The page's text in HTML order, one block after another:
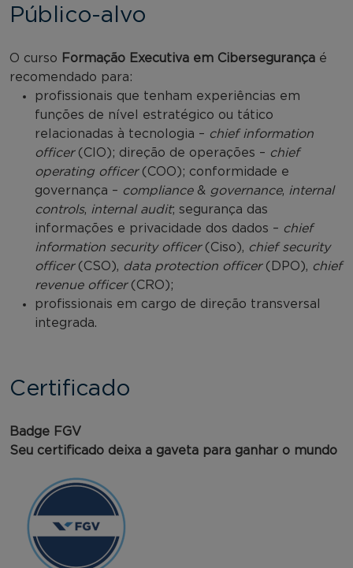
Público-alvo
O curso Formação Executiva em Cibersegurança é
recomendado para:
profissionais que tenham experiências em
funções de nível estratégico ou tático
relacionadas à tecnologia – chief information
officer(CIO); direção de operações – chief
operating officer(COO); conformidade e
governança – compliance& governance, internal
controls, internal audit; segurança das
informações e privacidade dos dados – chief
information security officer(Ciso), chief security
officer (CSO), data protection officer (DPO), chief
revenue officer(CRO);
profissionais em cargo de direção transversal
integrada.
Certificado
Badge FGV
Seu certificado deixa a gaveta para ganhar o mundo